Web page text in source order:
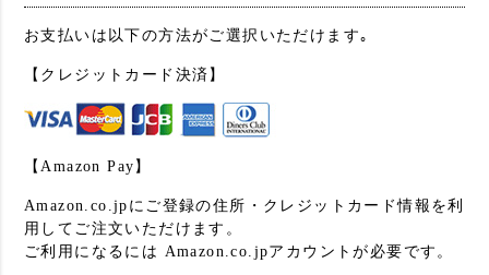
お支払いは以下の方法がご選択いただけます｡
【クレジットカード決済】
【Amazon Pay】
Amazon.co.jpにご登録の住所・クレジットカード情報を利
用してご注文いただけます。
ご利用になるには Amazon.co.jpアカウントが必要です。